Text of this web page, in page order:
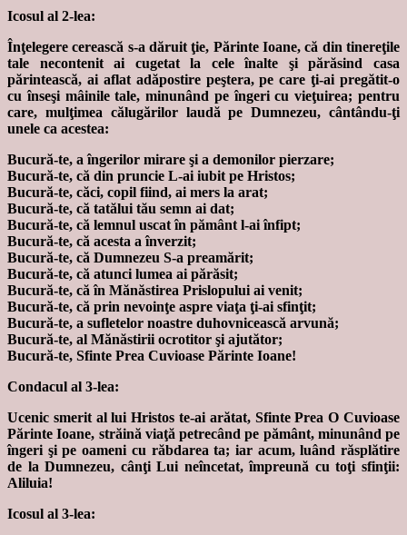
Icosul al 2-lea:
Înţelegere cerească s-a dăruit ţie, Părinte Ioane, că din tinereţile
tale necontenit ai cugetat la cele înalte şi părăsind casa
părintească, ai aflat adăpostire peştera, pe care ţi-ai pregătit-o
cu înseşi mâinile tale, minunând pe îngeri cu vieţuirea; pentru
care, mulţimea călugărilor laudă pe Dumnezeu, cântându-ţi
unele ca acestea:
Bucură-te, a îngerilor mirare şi a demonilor pierzare;
Bucură-te, că din pruncie L-ai iubit pe Hristos;
Bucură-te, căci, copil fiind, ai mers la arat;
Bucură-te, că tatălui tău semn ai dat;
Bucură-te, că lemnul uscat în pământ l-ai înfipt;
Bucură-te, că acesta a înverzit;
Bucură-te, că Dumnezeu S-a preamărit;
Bucură-te, că atunci lumea ai părăsit;
Bucură-te, că în Mănăstirea Prislopului ai venit;
Bucură-te, că prin nevoinţe aspre viaţa ţi-ai sfinţit;
Bucură-te, a sufletelor noastre duhovnicească arvună;
Bucură-te, al Mănăstirii ocrotitor şi ajutător;
Bucură-te, Sfinte Prea Cuvioase Părinte Ioane!
Condacul al 3-lea:
Ucenic smerit al lui Hristos te-ai arătat, Sfinte Prea O Cuvioase
Părinte Ioane, străină viaţă petrecând pe pământ, minunând pe
îngeri şi pe oameni cu răbdarea ta; iar acum, luând răsplătire
de la Dumnezeu, cânţi Lui neîncetat, împreună cu toţi sfinţii:
Aliluia!
Icosul al 3-lea: